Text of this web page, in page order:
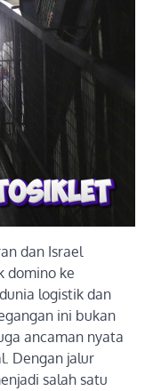
dan Israel
domino ke
logistik dan
ini bukan
ancaman nyata
Dengan jalur
salah satu